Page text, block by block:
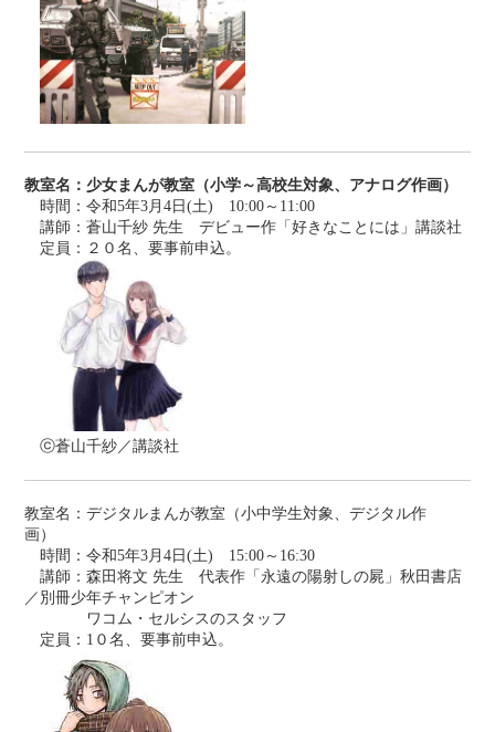
教室名：少女まんが教室（小学～高校生対象、アナログ作画）
時間：令和5年3月4日(土) 10:00～11:00
講師：蒼山千紗 先生 デビュー作「好きなことには」講談社
定員：２０名、要事前申込。
ⓒ蒼山千紗／講談社
教室名：デジタルまんが教室（小中学生対象、デジタル作
画）
時間：令和5年3月4日(土) 15:00～16:30
講師：森田将文 先生 代表作「永遠の陽射しの屍」秋田書店
／別冊少年チャンピオン
ワコム・セルシスのスタッフ
定員：1０名、要事前申込。